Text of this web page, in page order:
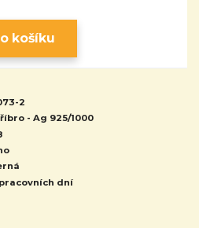
košíku
2
- Ag 925/1000
dní